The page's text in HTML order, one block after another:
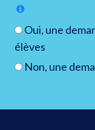
Oui, une
élèves
Non, une